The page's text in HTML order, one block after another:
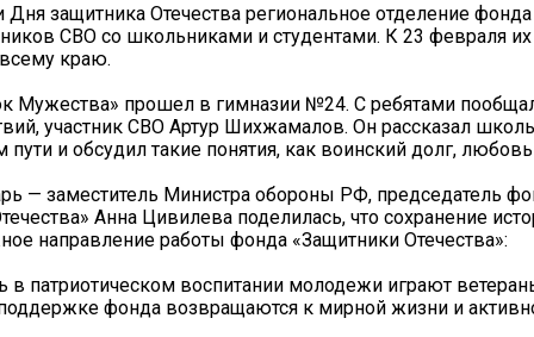
защитника Отечества региональное отделение
СВО со школьниками и студентами. К 23 февраля
краю.
Мужества» прошел в гимназии №24. С ребятами
участник СВО Артур Шихжамалов. Он рассказал
и обсудил такие понятия, как воинский долг,
— заместитель Министра обороны РФ, председатель
Анна Цивилева поделилась, что сохранение
направление работы фонда «Защитники Отечества»:
в патриотическом воспитании молодежи играют
фонда возвращаются к мирной жизни и